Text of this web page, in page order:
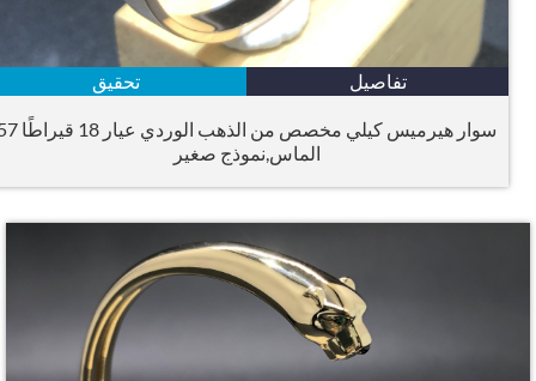
تفاصيل تحقيق
سوار هيرميس كيلي مخصص من الذهب الوردي عيار 18 قيراطًا 57
الماس,نموذج صغير